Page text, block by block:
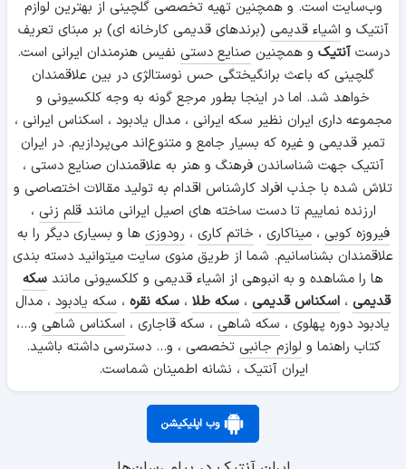
وب‌سایت است. و همچنین تهیه تخصصی گلچینی از بهترین لوازم
آنتیک و اشیاء قدیمی (برندهای قدیمی کارخانه ای) بر مبنای تعریف
درستآنتیک و همچنینصنایع دستی نفیس هنرمندان ایرانی است.
گلچینی که باعث برانگیختگی حس نوستالژی در بین علاقمندان
خواهد شد. اما در اینجا بطور مرجع گونه به وجه کلکسیونی و
مجموعه داری ایران نظیر سکه ایرانی ، مدال یادبود ، اسکناس ایرانی ،
تمبر قدیمی و غیره که بسیار جامع و متنوع‌اند می‌پردازیم. در ایران
آنتیک جهت شناساندن فرهنگ و هنر به علاقمندان صنایع دستی ،
تلاش شده با جذب افراد کارشناس اقدام به تولید مقالات اختصاصی و
ارزنده نماییم تا دست ساخته های اصیل ایرانی مانندقلم زنی ،
فیروزه کوبی ،میناکاری ، خاتم کاری ، رودوزی ها و بسیاری دیگر را به
علاقمندان بشناسانیم. شما از طریق منوی سایت میتوانید دسته بندی
ها را مشاهده و به انبوهی از اشیاء قدیمی و کلکسیونی مانند سکه
قدیمی ، اسکناس قدیمی ، سکه طلا ، سکه نقره ، سکه یادبود ، مدال
یادبود دوره پهلوی ، سکه شاهی ، سکه قاجاری ، اسکناس شاهی و...،
کتاب راهنما و لوازم جانبی تخصصی ، و... دسترسی داشته باشید.
ایران آنتیک ، نشانه اطمینان شماست.
وب اپلیکیشن